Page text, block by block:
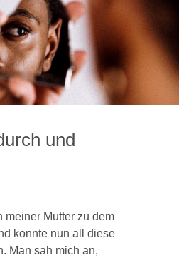
und
meiner Mutter zu dem
konnte nun all diese
Man sah mich an,